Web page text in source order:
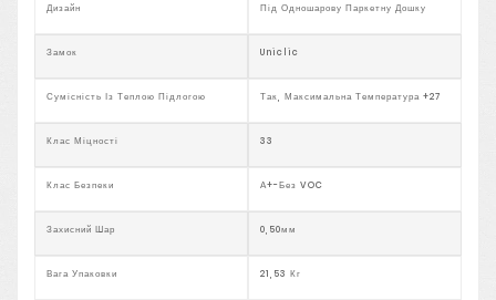
Дизайн Під Одношарову Паркетну Дошку
Замок Uniclic
Сумісність Із Теплою Підлогою Так, Максимальна Температура +27
Клас Міцності 33
Клас Безпеки А+-Без VOC
Захисний Шар 0,50мм
Вага Упаковки 21,53 Кг